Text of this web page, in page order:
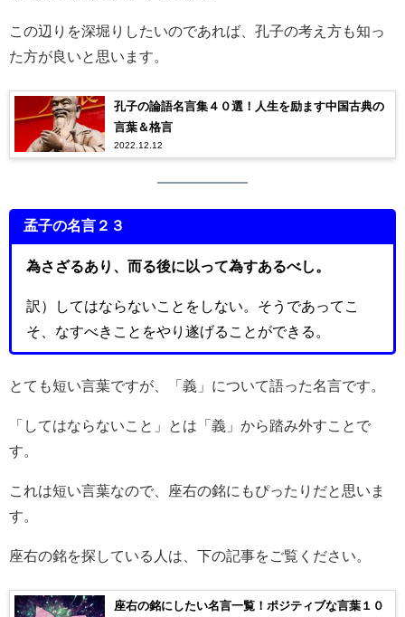
この辺りを深堀りしたいのであれば、孔子の考え方も知っ
た方が良いと思います。
孔子の論語名言集４０選！人生を励ます中国古典の
言葉＆格言
2022.12.12
孟子の名言２３
為さざるあり、而る後に以って為すあるべし。
訳）してはならないことをしない。そうであってこ
そ、なすべきことをやり遂げることができる。
とても短い言葉ですが、「義」について語った名言です。
「してはならないこと」とは「義」から踏み外すことで
す。
これは短い言葉なので、座右の銘にもぴったりだと思いま
す。
座右の銘を探している人は、下の記事をご覧ください。
座右の銘にしたい名言一覧！ポジティブな言葉１０